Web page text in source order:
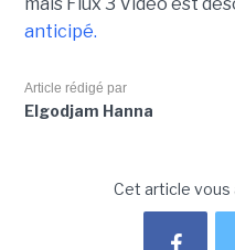
anticipé.
Article rédigé par
Elgodjam Hanna
Cet article vous